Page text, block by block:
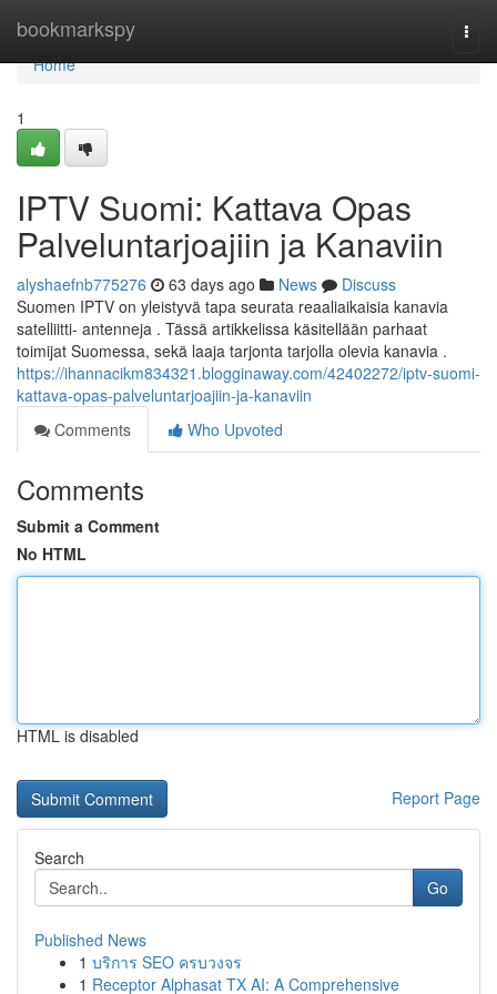
bookmarkspy
Home
Home
1
IPTV Suomi: Kattava Opas
Palveluntarjoajiin ja Kanaviin
alyshaefnb775276 63 days ago News
Discuss
Suomen IPTV on yleistyvä tapa seurata reaaliaikaisia kanavia
satelliitti- antenneja . Tässä artikkelissa käsitellään parhaat
toimijat Suomessa, sekä laaja tarjonta tarjolla olevia kanavia .
https://ihannacikm834321.blogginaway.com/42402272/iptv-suomi-
kattava-opas-palveluntarjoajiin-ja-kanaviin
Comments
Who Upvoted
Comments
Submit a Comment
No HTML
HTML is disabled
Report Page
Search
Go
Published News
1 บริการ SEO ครบวงจร
1 Receptor Alphasat TX AI: A Comprehensive